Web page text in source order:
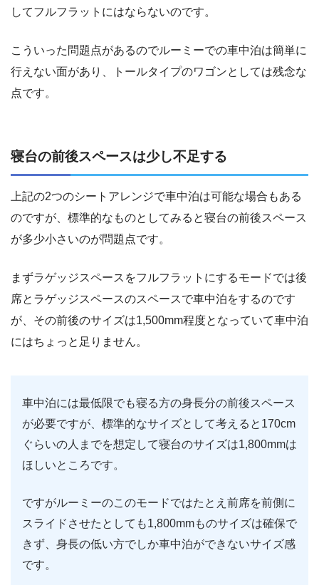
してフルフラットにはならないのです。
こういった問題点があるのでルーミーでの車中泊は簡単に
行えない面があり、トールタイプのワゴンとしては残念な
点です。
寝台の前後スペースは少し不足する
上記の2つのシートアレンジで車中泊は可能な場合もある
のですが、標準的なものとしてみると寝台の前後スペース
が多少小さいのが問題点です。
まずラゲッジスペースをフルフラットにするモードでは後
席とラゲッジスペースのスペースで車中泊をするのです
が、その前後のサイズは1,500mm程度となっていて車中泊
にはちょっと足りません。
車中泊には最低限でも寝る方の身長分の前後スペース
が必要ですが、標準的なサイズとして考えると170cm
ぐらいの人までを想定して寝台のサイズは1,800mmは
ほしいところです。
ですがルーミーのこのモードではたとえ前席を前側に
スライドさせたとしても1,800mmものサイズは確保で
きず、身長の低い方でしか車中泊ができないサイズ感
です。